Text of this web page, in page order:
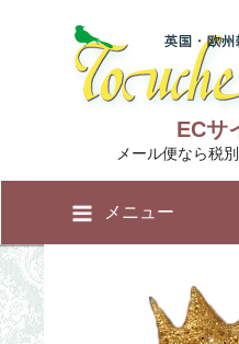
ECサ
メール便なら税
メニュー